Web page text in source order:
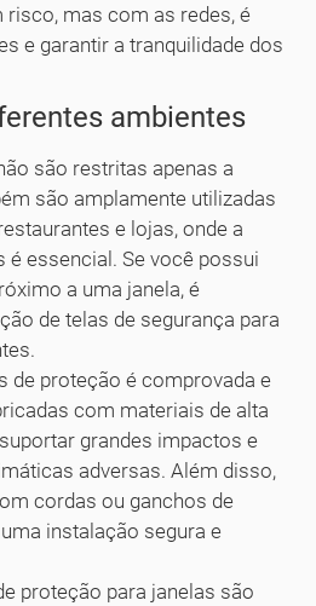
risco, mas com as redes, é
e garantir a tranquilidade dos
ambientes
são restritas apenas a
são amplamente utilizadas
e lojas, onde a
é essencial. Se você possui
a uma janela, é
de telas de segurança para
de proteção é comprovada e
com materiais de alta
grandes impactos e
adversas. Além disso,
cordas ou ganchos de
instalação segura e
proteção para janelas são